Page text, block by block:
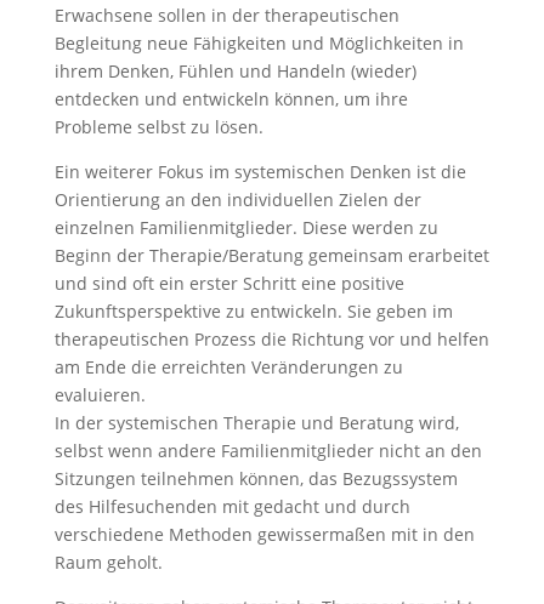
Erwachsene sollen in der therapeutischen
Begleitung neue Fähigkeiten und Möglichkeiten in
ihrem Denken, Fühlen und Handeln (wieder)
entdecken und entwickeln können, um ihre
Probleme selbst zu lösen.
Ein weiterer Fokus im systemischen Denken ist die
Orientierung an den individuellen Zielen der
einzelnen Familienmitglieder. Diese werden zu
Beginn der Therapie/Beratung gemeinsam erarbeitet
und sind oft ein erster Schritt eine positive
Zukunftsperspektive zu entwickeln. Sie geben im
therapeutischen Prozess die Richtung vor und helfen
am Ende die erreichten Veränderungen zu
evaluieren.
In der systemischen Therapie und Beratung wird,
selbst wenn andere Familienmitglieder nicht an den
Sitzungen teilnehmen können, das Bezugssystem
des Hilfesuchenden mit gedacht und durch
verschiedene Methoden gewissermaßen mit in den
Raum geholt.